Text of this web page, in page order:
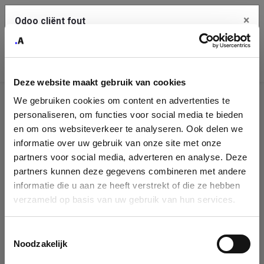
Deze website maakt gebruik van cookies
We gebruiken cookies om content en advertenties te
personaliseren, om functies voor social media te bieden
en om ons websiteverkeer te analyseren. Ook delen we
informatie over uw gebruik van onze site met onze
partners voor social media, adverteren en analyse. Deze
partners kunnen deze gegevens combineren met andere
informatie die u aan ze heeft verstrekt of die ze hebben
verzameld op basis van uw gebruik van hun services.
Noodzakelijk
Identificatie
onderneming
Please fill in your company details
You can search a company in our database by name, VAT or
enterprise ID. When a company is selected it will auto-complete the
form. If you don't find your company in our database, you can create
Odoo cliënt fout ×
klembord
Je dient de kopieer knop te gebruiken om de fout te melden
aan support.
Bekijk details